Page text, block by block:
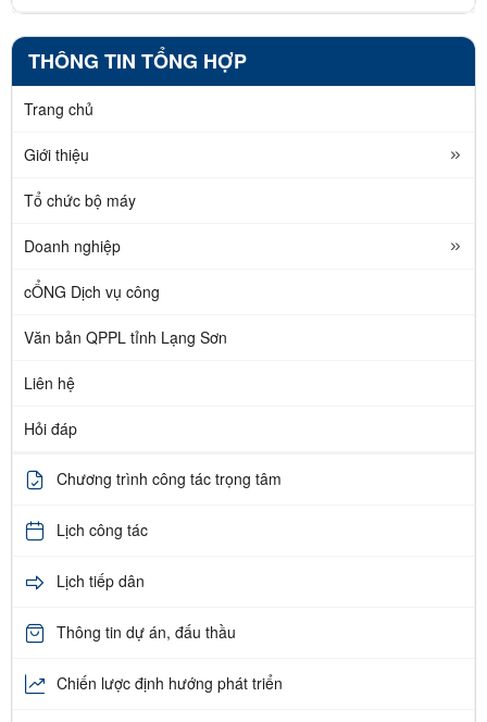
THÔNG TIN TỔNG HỢP
Trang chủ
Giới thiệu
Tổ chức bộ máy
Doanh nghiệp
cỔNG Dịch vụ công
Văn bản QPPL tỉnh Lạng Sơn
Liên hệ
Hỏi đáp
Chương trình công tác trọng tâm
Lịch công tác
Lịch tiếp dân
Thông tin dự án, đấu thầu
Chiến lược định hướng phát triển